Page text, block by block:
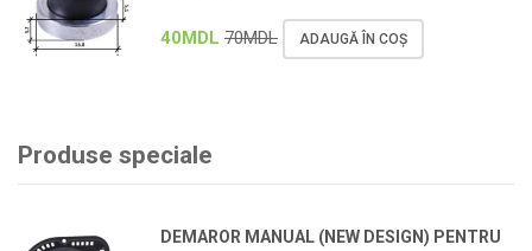
40MDL 70MDL ADAUGĂ ÎN COȘ
Produse speciale
DEMAROR MANUAL (NEW DESIGN) PENTRU